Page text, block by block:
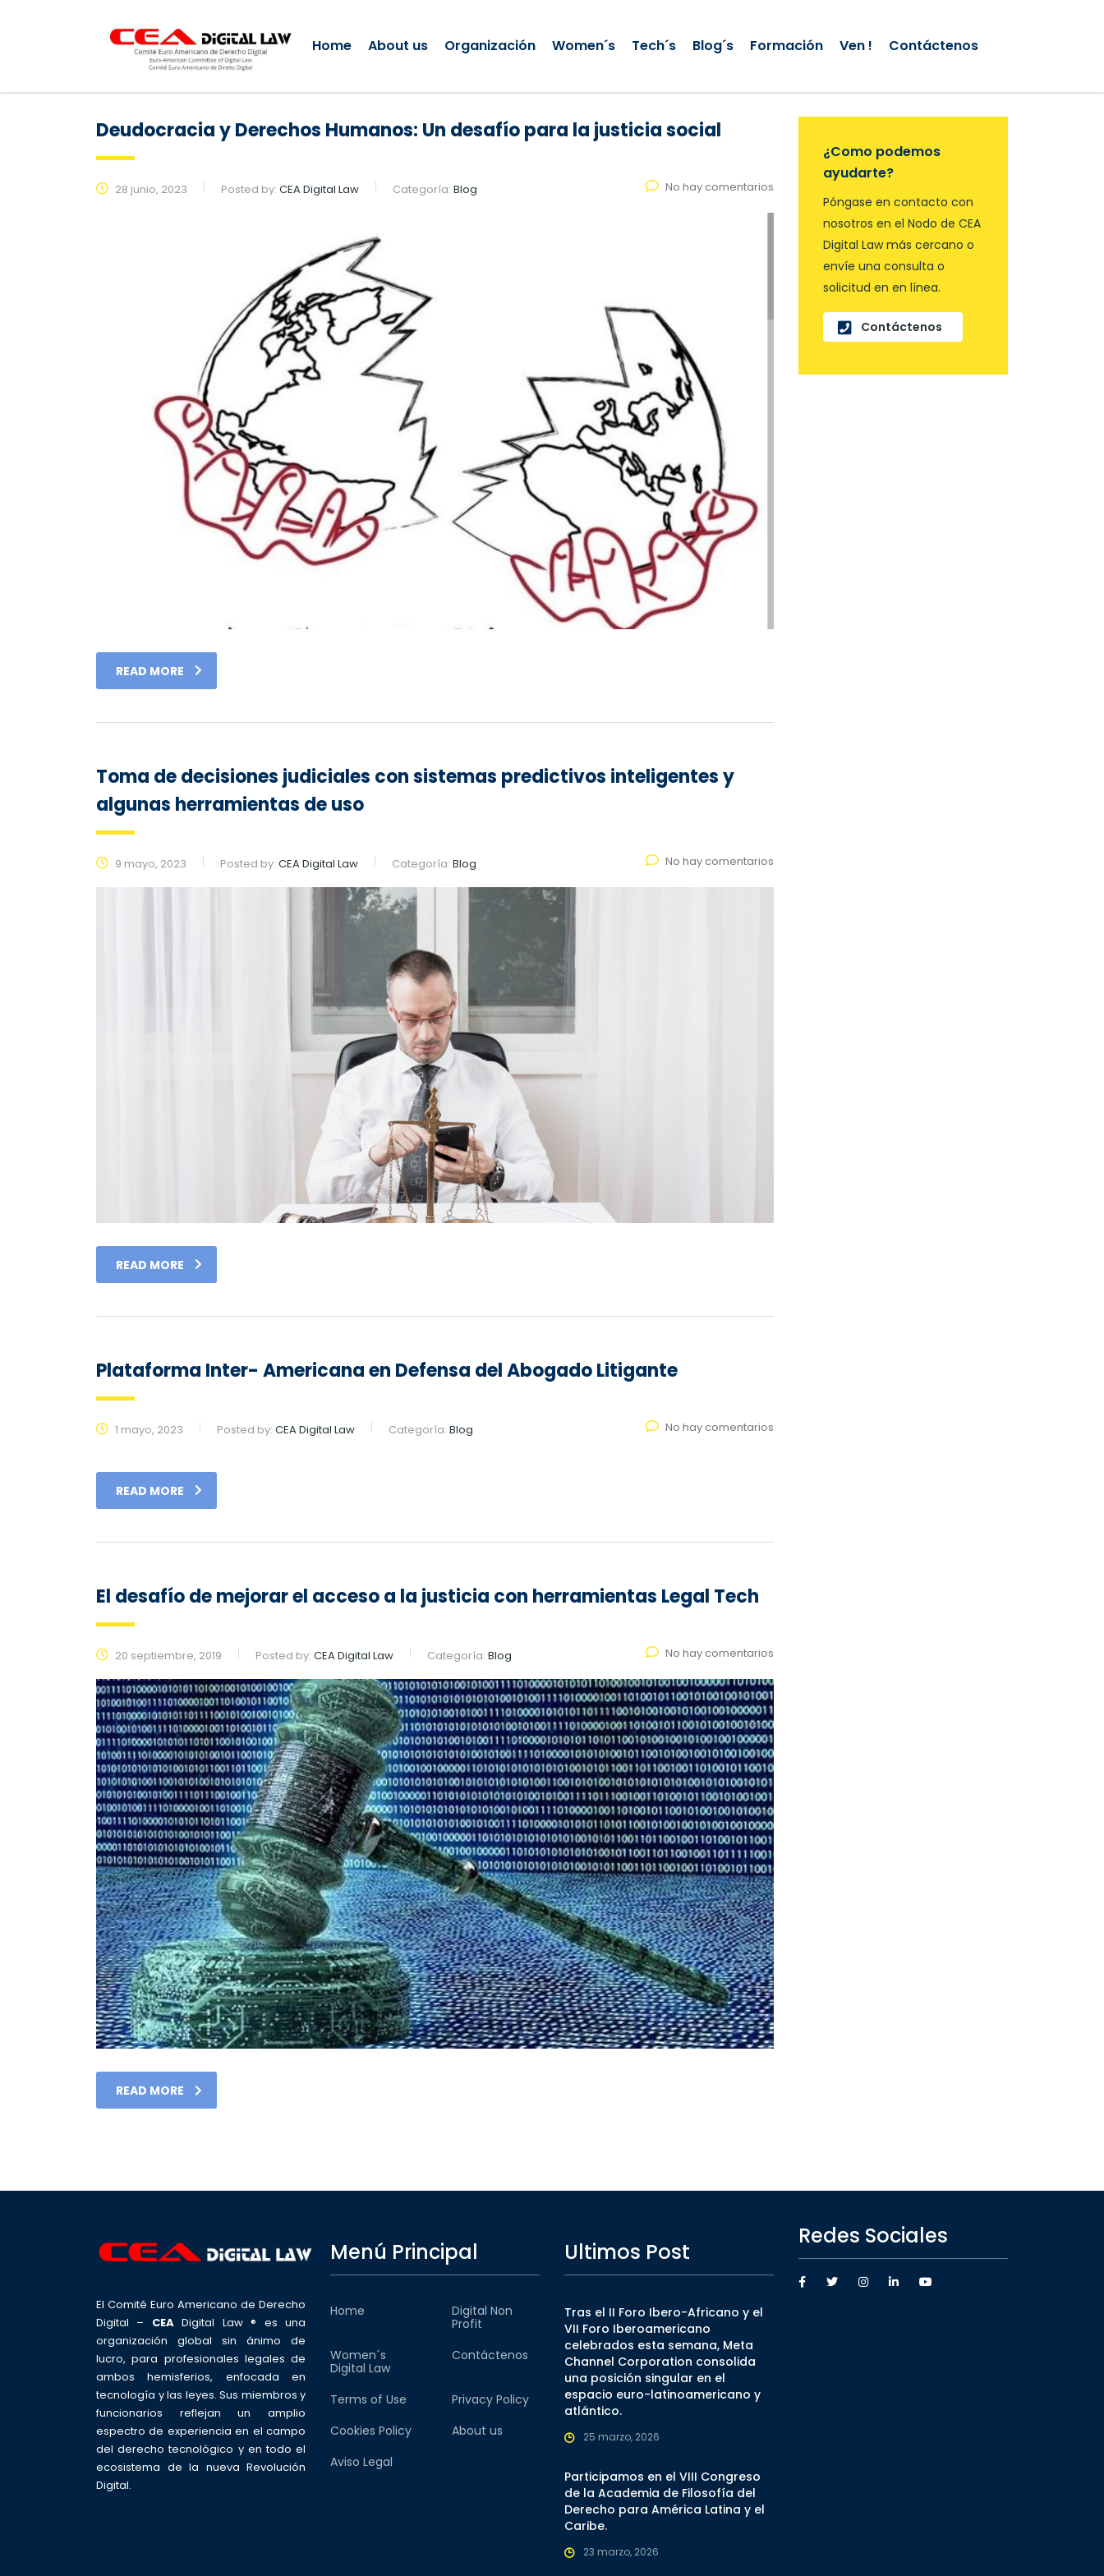
Home About us Organización Women´s Tech´s Blog´s Formación Ven ! Contáctenos
Deudocracia y Derechos Humanos: Un desafío para la justicia social
28 junio, 2023 Posted by: CEA Digital Law Categoría: Blog No hay comentarios
READ MORE
Toma de decisiones judiciales con sistemas predictivos inteligentes y
algunas herramientas de uso
9 mayo, 2023 Posted by: CEA Digital Law Categoría: Blog No hay comentarios
READ MORE
Plataforma Inter- Americana en Defensa del Abogado Litigante
1 mayo, 2023 Posted by: CEA Digital Law Categoría: Blog No hay comentarios
READ MORE
El desafío de mejorar el acceso a la justicia con herramientas Legal Tech
20 septiembre, 2019 Posted by: CEA Digital Law Categoría: Blog No hay comentarios
READ MORE
¿Como podemos
ayudarte?
Póngase en contacto con
nosotros en el Nodo de CEA
Digital Law más cercano o
envíe una consulta o
solicitud en en línea.
Contáctenos
El Comité Euro Americano de Derecho
Digital – CEADigital Law ® es una
organización global sin ánimo de
lucro, para profesionales legales de
ambos hemisferios, enfocada en
tecnología y las leyes. Sus miembros y
funcionarios reflejan un amplio
espectro de experiencia en el campo
del derecho tecnológico y en todo el
ecosistema de la nueva Revolución
Digital.
Menú Principal
Home
Digital Non
Profit
Women´s
Digital Law
Contáctenos
Terms of Use
Privacy Policy
Cookies Policy
About us
Aviso Legal
Ultimos Post
Tras el II Foro Ibero-Africano y el
VII Foro Iberoamericano
celebrados esta semana, Meta
Channel Corporation consolida
una posición singular en el
espacio euro-latinoamericano y
atlántico.
25 marzo, 2026
Participamos en el VIII Congreso
de la Academia de Filosofía del
Derecho para América Latina y el
Caribe.
23 marzo, 2026
Redes Sociales